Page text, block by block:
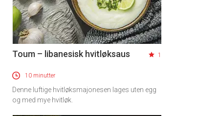
Toum – libanesisk hvitløksaus 1
10 minutter
Denne luftige hvitløksmajonesen lages uten egg
og med mye hvitløk.